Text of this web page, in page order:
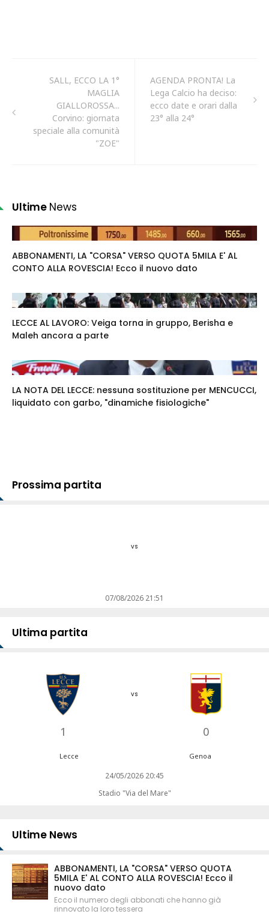
SALL, ECCO LA 1°
MAGLIA
GIALLOROSSA...
Corvino: giornata
speciale alla comunità
"ZOE"
AGENDA PRONTA! La
Lega Calcio ha deciso:
ecco date e orari dalla
23° alla 24°
Ultime News
ABBONAMENTI, LA "CORSA" VERSO QUOTA 5MILA E' AL
CONTO ALLA ROVESCIA! Ecco il nuovo dato
LECCE AL LAVORO: Veiga torna in gruppo, Berisha e
Maleh ancora a parte
LA NOTA DEL LECCE: nessuna sostituzione per MENCUCCI,
liquidato con garbo, "dinamiche fisiologiche"
Prossima partita
vs
07/08/2026 21:51
Ultima partita
1
vs
0
Lecce Genoa
24/05/2026 20:45
Stadio "Via del Mare"
Ultime News
ABBONAMENTI, LA "CORSA" VERSO QUOTA
5MILA E' AL CONTO ALLA ROVESCIA! Ecco il
nuovo dato
Ecco il numero degli abbonati che hanno già
rinnovato la loro tessera